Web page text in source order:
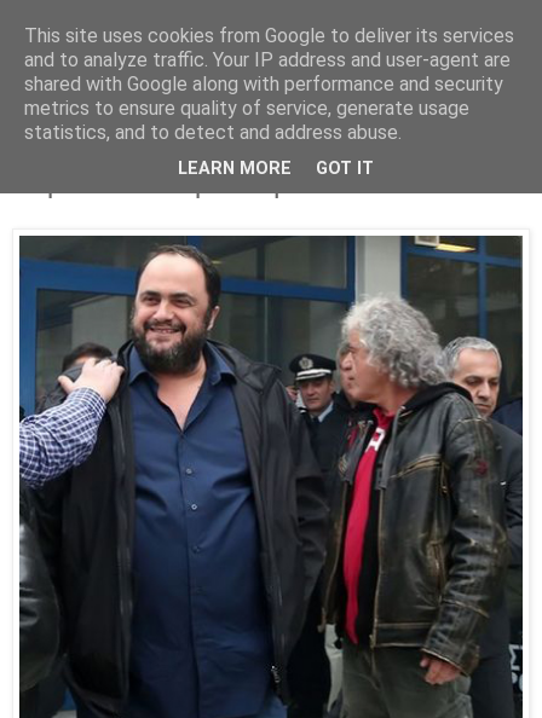
Parakato.gr
ΚΑΤΑΝΤΙΑ: Τέσσερα τεμάχια για το
τσίρκο του Μαρινάκη και του Τσουκαλά
This site uses cookies from Google to deliver its services
and to analyze traffic. Your IP address and user-agent are
shared with Google along with performance and security
metrics to ensure quality of service, generate usage
statistics, and to detect and address abuse.
LEARN MORE GOT IT